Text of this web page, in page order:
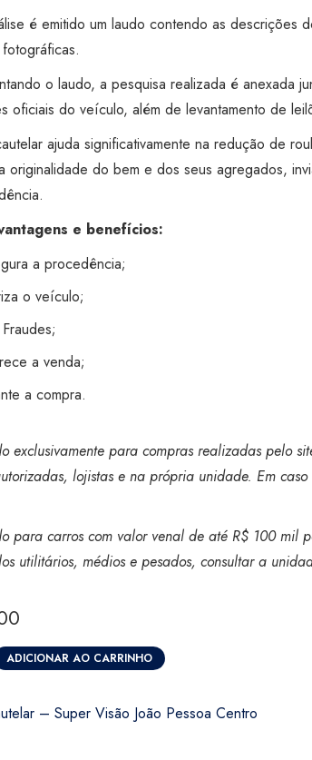
é emitido um laudo contendo as descrições
o laudo, a pesquisa realizada é anexada
oficiais do veículo, além de levantamento de
ajuda significativamente na redução de
originalidade do bem e dos seus agregados,
e benefícios:
a procedência;
o veículo;
a venda;
a compra.
exclusivamente para compras realizadas pelo
lojistas e na própria unidade. Em
para carros com valor venal de até R$ 100 mil
utilitários, médios e pesados, consultar a
ADICIONAR AO CARRINHO
– Super Visão João Pessoa Centro